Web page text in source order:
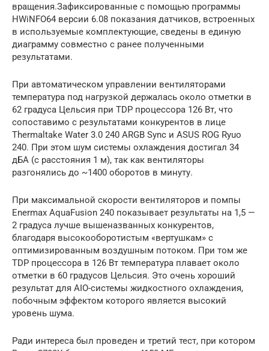
вращения.Зафиксированные с помощью программы
HWiNFO64 версии 6.08 показания датчиков, встроенных
в используемые комплектующие, сведены в единую
диаграмму совместно с ранее полученными
результатами.
При автоматическом управлении вентиляторами
температура под нагрузкой держалась около отметки в
62 градуса Цельсия при TDP процессора 126 Вт, что
сопоставимо с результатами конкурентов в лице
Thermaltake Water 3.0 240 ARGB Sync и ASUS ROG Ryuo
240. При этом шум системы охлаждения достигал 34
дБА (с расстояния 1 м), так как вентиляторы
разгонялись до ~1400 оборотов в минуту.
При максимальной скорости вентиляторов и помпы
Enermax AquaFusion 240 показывает результаты на 1,5 —
2 градуса лучше вышеназванных конкурентов,
благодаря высокооборотистым «вертушкам» с
оптимизированным воздушным потоком. При том же
TDP процессора в 126 Вт температура плавает около
отметки в 60 градусов Цельсия. Это очень хороший
результат для AIO-системы жидкостного охлаждения,
побочным эффектом которого является высокий
уровень шума.
Ради интереса был проведен и третий тест, при котором